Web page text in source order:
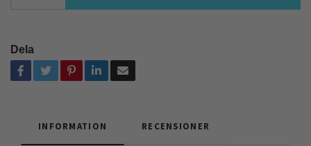
Dela
INFORMATION RECENSIONER